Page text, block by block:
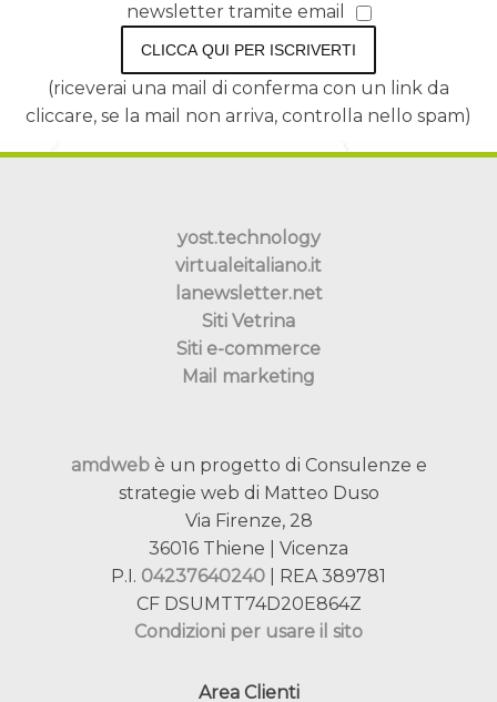
newsletter tramite email
CLICCA QUI PER ISCRIVERTI
(riceverai una mail di conferma con un link da
cliccare, se la mail non arriva, controlla nello spam)
yost.technology
virtualeitaliano.it
lanewsletter.net
Siti Vetrina
Siti e-commerce
Mail marketing
amdwebè un progetto di Consulenze e
strategie web di Matteo Duso
Via Firenze, 28
36016 Thiene | Vicenza
P.I. 04237640240 | REA 389781
CF DSUMTT74D20E864Z
Condizioni per usare il sito
Area Clienti